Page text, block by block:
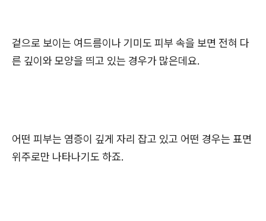
겉으로 보이는 여드름이나 기미도 피부 속을 보면 전혀 다
른 깊이와 모양을 띄고 있는 경우가 많은데요.
어떤 피부는 염증이 깊게 자리 잡고 있고 어떤 경우는 표면
위주로만 나타나기도 하죠.